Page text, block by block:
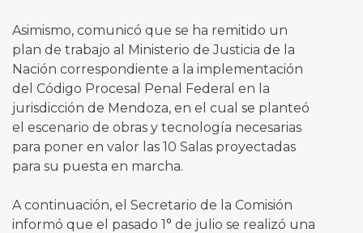
Asimismo, comunicó que se ha remitido un
plan de trabajo al Ministerio de Justicia de la
Nación correspondiente a la implementación
del Código Procesal Penal Federal en la
jurisdicción de Mendoza, en el cual se planteó
el escenario de obras y tecnología necesarias
para poner en valor las 10 Salas proyectadas
para su puesta en marcha.
A continuación, el Secretario de la Comisión
informó que el pasado 1° de julio se realizó una